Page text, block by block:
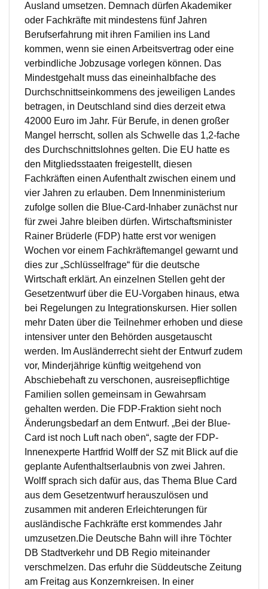
Ausland umsetzen. Demnach dürfen Akademiker
oder Fachkräfte mit mindestens fünf Jahren
Berufserfahrung mit ihren Familien ins Land
kommen, wenn sie einen Arbeitsvertrag oder eine
verbindliche Jobzusage vorlegen können. Das
Mindestgehalt muss das eineinhalbfache des
Durchschnittseinkommens des jeweiligen Landes
betragen, in Deutschland sind dies derzeit etwa
42000 Euro im Jahr. Für Berufe, in denen großer
Mangel herrscht, sollen als Schwelle das 1,2-fache
des Durchschnittslohnes gelten. Die EU hatte es
den Mitgliedsstaaten freigestellt, diesen
Fachkräften einen Aufenthalt zwischen einem und
vier Jahren zu erlauben. Dem Innenministerium
zufolge sollen die Blue-Card-Inhaber zunächst nur
für zwei Jahre bleiben dürfen. Wirtschaftsminister
Rainer Brüderle (FDP) hatte erst vor wenigen
Wochen vor einem Fachkräftemangel gewarnt und
dies zur „Schlüsselfrage“ für die deutsche
Wirtschaft erklärt. An einzelnen Stellen geht der
Gesetzentwurf über die EU-Vorgaben hinaus, etwa
bei Regelungen zu Integrationskursen. Hier sollen
mehr Daten über die Teilnehmer erhoben und diese
intensiver unter den Behörden ausgetauscht
werden. Im Ausländerrecht sieht der Entwurf zudem
vor, Minderjährige künftig weitgehend von
Abschiebehaft zu verschonen, ausreisepflichtige
Familien sollen gemeinsam in Gewahrsam
gehalten werden. Die FDP-Fraktion sieht noch
Änderungsbedarf an dem Entwurf. „Bei der Blue-
Card ist noch Luft nach oben“, sagte der FDP-
Innenexperte Hartfrid Wolff der SZ mit Blick auf die
geplante Aufenthaltserlaubnis von zwei Jahren.
Wolff sprach sich dafür aus, das Thema Blue Card
aus dem Gesetzentwurf herauszulösen und
zusammen mit anderen Erleichterungen für
ausländische Fachkräfte erst kommendes Jahr
umzusetzen.Die Deutsche Bahn will ihre Töchter
DB Stadtverkehr und DB Regio miteinander
verschmelzen. Das erfuhr die Süddeutsche Zeitung
am Freitag aus Konzernkreisen. In einer